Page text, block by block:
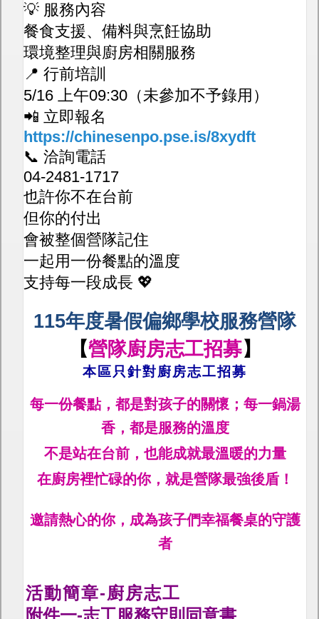
💡 服務內容
餐食支援、備料與烹飪協助
環境整理與廚房相關服務
📍 行前培訓
5/16 上午09:30（未參加不予錄用）
📲 立即報名
https://chinesenpo.pse.is/8xydft
📞 洽詢電話
04-2481-1717
也許你不在台前
但你的付出
會被整個營隊記住
一起用一份餐點的溫度
支持每一段成長 💖
115年度暑假偏鄉學校服務營隊
【營隊廚房志工招募】
本區只針對廚房志工招募
每一份餐點，都是對孩子的關懷；每一鍋湯
香，都是服務的溫度
不是站在台前，也能成就最溫暖的力量
在廚房裡忙碌的你，就是營隊最強後盾！
邀請熱心的你，成為孩子們幸福餐桌的守護
者
活動簡章-廚房志工
附件一-志工服務守則同意書